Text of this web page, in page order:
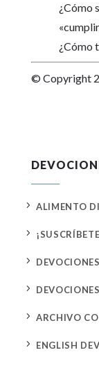
¿Cómo
¿Cómo
© Copyright
5 ALIMENTO
5
5
5
5 ARCHIVO
5 ENGLISH